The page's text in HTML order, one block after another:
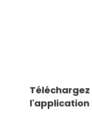
Téléchargez
l'application